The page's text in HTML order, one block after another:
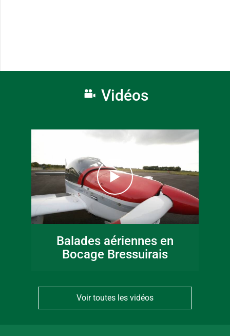
Vidéos
Balades aériennes en
Bocage Bressuirais
Voir toutes les vidéos